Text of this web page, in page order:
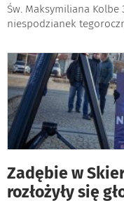
Św. Maksymiliana
niespodzianek
Zadębie w
rozłożyły się